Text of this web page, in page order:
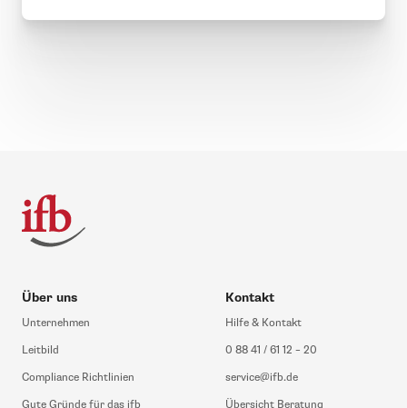
Über uns
Unternehmen
Leitbild
Compliance Richtlinien
Gute Gründe für das ifb
Kontakt
Hilfe & Kontakt
0 88 41 / 61 12 – 20
service@ifb.de
Übersicht Beratung